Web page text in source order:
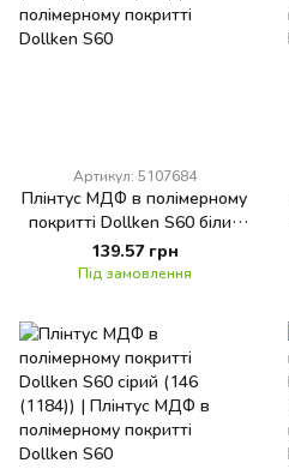
Артикул: 5107684
Плінтус МДФ в полімерному
покритті Dollken S60 білий
(5012 (1013))
139.57 грн
Під замовлення